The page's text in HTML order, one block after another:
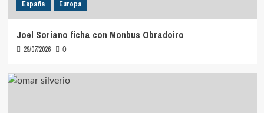
España Europa
Joel Soriano ficha con Monbus Obradoiro
29/07/2026 0